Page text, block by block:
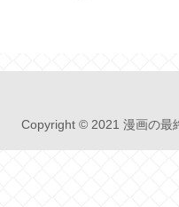
Copyright © 2021 漫画の最